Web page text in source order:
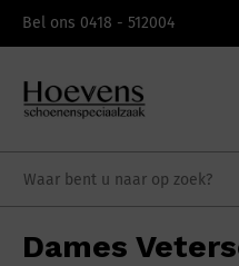
Bel ons 0418 - 512004
Dames